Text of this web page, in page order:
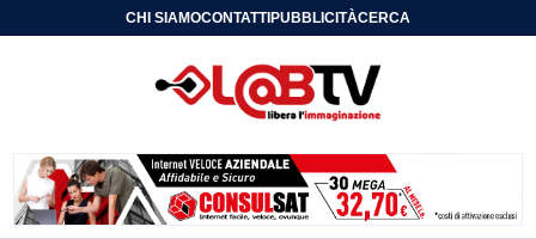
CHI SIAMOCONTATTIPUBBLICITÀCERCA